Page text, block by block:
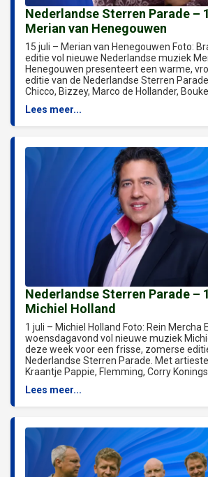
Nederlandse Sterren Parade –
Merian van Henegouwen
15 juli – Merian van Henegouwen Foto:
editie vol nieuwe Nederlandse muziek
Henegouwen presenteert een warme,
editie van de Nederlandse Sterren
Chicco, Bizzey, Marco de Hollander,
Lees meer...
Nederlandse Sterren Parade –
Michiel Holland
1 juli – Michiel Holland Foto: Rein Mercha
woensdagavond vol nieuwe muziek
deze week voor een frisse, zomerse
Nederlandse Sterren Parade. Met
Kraantje Pappie, Flemming, Corry
Lees meer...